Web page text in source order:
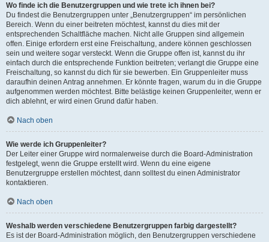
Wo finde ich die Benutzergruppen und wie trete ich ihnen bei?
Du findest die Benutzergruppen unter „Benutzergruppen“ im persönlichen
Bereich. Wenn du einer beitreten möchtest, kannst du dies mit der
entsprechenden Schaltfläche machen. Nicht alle Gruppen sind allgemein
offen. Einige erfordern erst eine Freischaltung, andere können geschlossen
sein und weitere sogar versteckt. Wenn die Gruppe offen ist, kannst du ihr
einfach durch die entsprechende Funktion beitreten; verlangt die Gruppe eine
Freischaltung, so kannst du dich für sie bewerben. Ein Gruppenleiter muss
daraufhin deinen Antrag annehmen. Er könnte fragen, warum du in die Gruppe
aufgenommen werden möchtest. Bitte belästige keinen Gruppenleiter, wenn er
dich ablehnt, er wird einen Grund dafür haben.
Nach oben
Wie werde ich Gruppenleiter?
Der Leiter einer Gruppe wird normalerweise durch die Board-Administration
festgelegt, wenn die Gruppe erstellt wird. Wenn du eine eigene
Benutzergruppe erstellen möchtest, dann solltest du einen Administrator
kontaktieren.
Nach oben
Weshalb werden verschiedene Benutzergruppen farbig dargestellt?
Es ist der Board-Administration möglich, den Benutzergruppen verschiedene